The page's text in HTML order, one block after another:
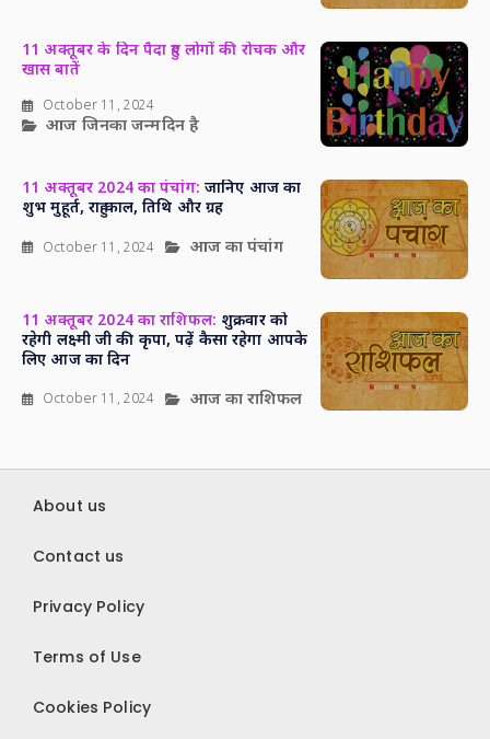
11 अक्तूबर के दिन पैदा हुए लोगों की रोचक और
खास बातें
October 11, 2024
आज जिनका जन्मदिन है
11 अक्तूबर 2024 का पंचांग: जानिए आज का
शुभ मुहूर्त, राहु काल, तिथि और ग्रह
October 11, 2024 आज का पंचांग
11 अक्तूबर 2024 का राशिफल: शुक्रवार को
रहेगी लक्ष्मी जी की कृपा, पढ़ें कैसा रहेगा आपके
लिए आज का दिन
October 11, 2024 आज का राशिफल
About us
Contact us
Privacy Policy
Terms of Use
Cookies Policy